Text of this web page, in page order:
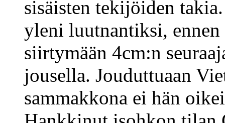
sisäisten tekijöiden
yleni luutnantiksi,
siirtymään 4cm:n
jousella. Jouduttuaan
sammakkona ei hän